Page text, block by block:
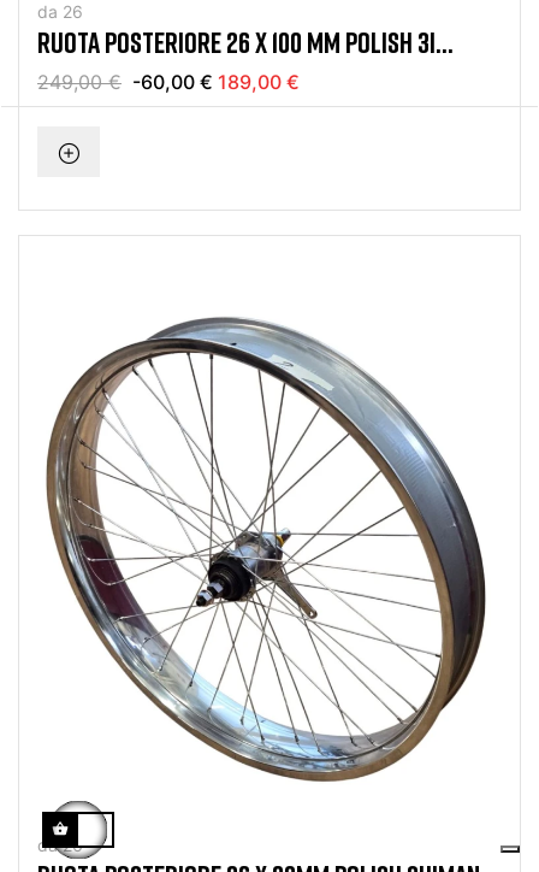
da 26
RUOTA POSTERIORE 26 X 100 MM POLISH 3I
COASTER
249,00 € -60,00 € 189,00 €
da 26